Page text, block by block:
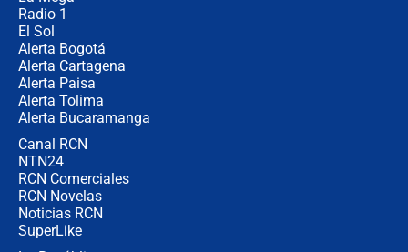
Radio 1
El Sol
Alerta Bogotá
Alerta Cartagena
Alerta Paisa
Alerta Tolima
Alerta Bucaramanga
Canal RCN
NTN24
RCN Comerciales
RCN Novelas
Noticias RCN
SuperLike